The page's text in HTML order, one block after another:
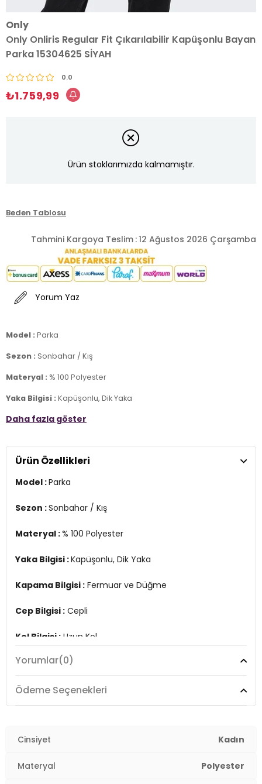
Only
Only Onliris Regular Fit Çıkarılabilir Kapüşonlu Bayan
Parka 15304625 SİYAH
0.0
₺1.759,99
Ürün stoklarımızda kalmamıştır.
Beden Tablosu
Tahmini Kargoya Teslim :12 Ağustos 2026 Çarşamba
Yorum Yaz
Model : Parka
Sezon : Sonbahar / Kış
Materyal : % 100 Polyester
Yaka Bilgisi : Kapüşonlu, Dik Yaka
Kapama Bilgisi :Fermuar ve Düğme
Kol Bilgisi :Uzun Kol
Kalıp Bilgisi :Regular Fit
Detay :
- Elastik bel bandı
- Dizüstü uzunluk
Üretim Yeri :Burma
2DK15304625.07
Daha fazla göster
Ürün Özellikleri
Model :Parka
Sezon :Sonbahar / Kış
Materyal :% 100 Polyester
Yaka Bilgisi :Kapüşonlu, Dik Yaka
Kapama Bilgisi : Fermuar ve Düğme
Cep Bilgisi : Cepli
Kol Bilgisi : Uzun Kol
Kalıp Bilgisi :Regular Fit
Detay :
2DK15304625.07
Yorumlar(0)
Ödeme Seçenekleri
Cinsiyet Kadın
Materyal Polyester